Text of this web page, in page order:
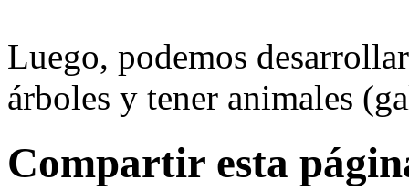
Luego, podemos
árboles y tener animales
Compartir esta